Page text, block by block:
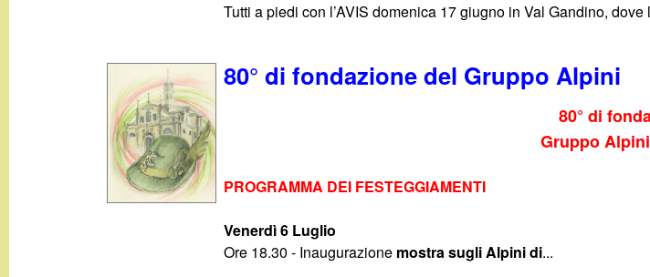
Tutti a piedi con l’AVIS domenica 17 giugno in Val Gandino,
80° di fondazione del Gruppo Alpini
80° di
Gruppo
PROGRAMMA DEI FESTEGGIAMENTI
Venerdì 6 Luglio
Ore 18.30 - Inaugurazione mostra sugli Alpini di...